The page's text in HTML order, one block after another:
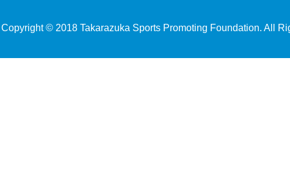
Copyright © 2018 Takarazuka Sports Promoting Foundation. All